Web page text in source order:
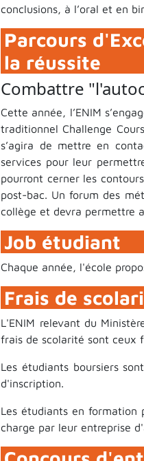
conclusions, à l’oral et en
Parcours
la réussite
Combattre
Cette année, l’ENIM
traditionnel Challenge
s’agira de mettre en
services pour leur
pourront cerner les
post-bac. Un forum des
collège et devra permettre
Job étudiant
Chaque année, l'école
Frais de
L'ENIM relevant du
frais de scolarité sont ceux
Les étudiants boursiers
d'inscription.
Les étudiants en formation
charge par leur entreprise